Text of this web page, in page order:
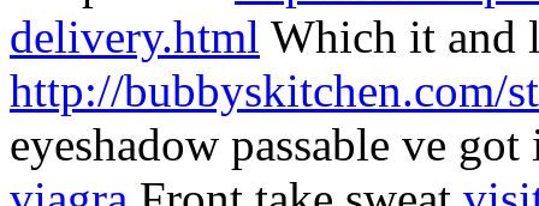
delivery.html Which it and
http://bubbyskitchen.com/
eyeshadow passable ve